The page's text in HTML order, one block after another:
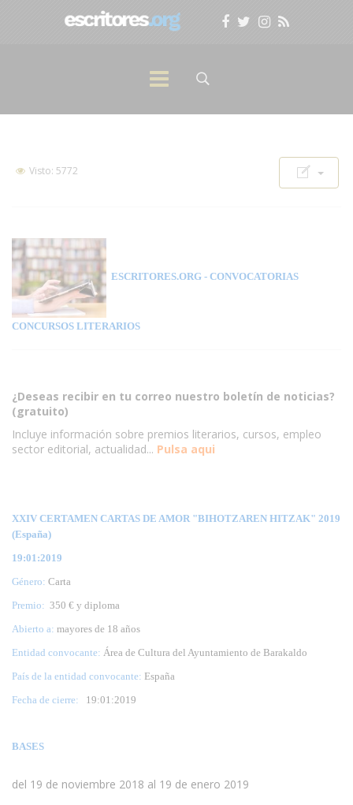
Visto: 5772
ESCRITORES.ORG - CONVOCATORIAS
CONCURSOS LITERARIOS
¿Deseas recibir en tu correo nuestro boletín de noticias?
(gratuito)
Incluye información sobre premios literarios, cursos, empleo
sector editorial, actualidad... Pulsa aqui
XXIV CERTAMEN CARTAS DE AMOR "BIHOTZAREN HITZAK" 2019
(España)
19:01:2019
Género: Carta
Premio: 350 € y diploma
Abierto a: mayores de 18 años
Entidad convocante: Área de Cultura del Ayuntamiento de Barakaldo
País de la entidad convocante: España
Fecha de cierre: 19:01:2019
BASES
del 19 de noviembre 2018 al 19 de enero 2019